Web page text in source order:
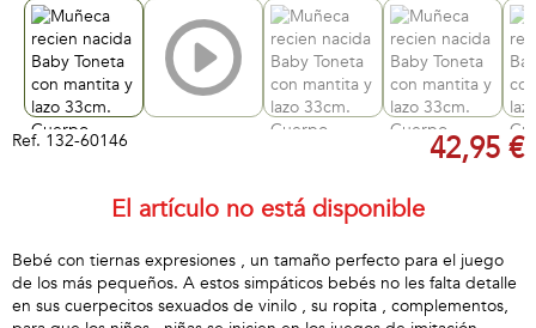
Ref. 132-60146 42,95 €
El artículo no está disponible
Bebé con tiernas expresiones , un tamaño perfecto para el juego
de los más pequeños. A estos simpáticos bebés no les falta detalle
en sus cuerpecitos sexuados de vinilo , su ropita , complementos,